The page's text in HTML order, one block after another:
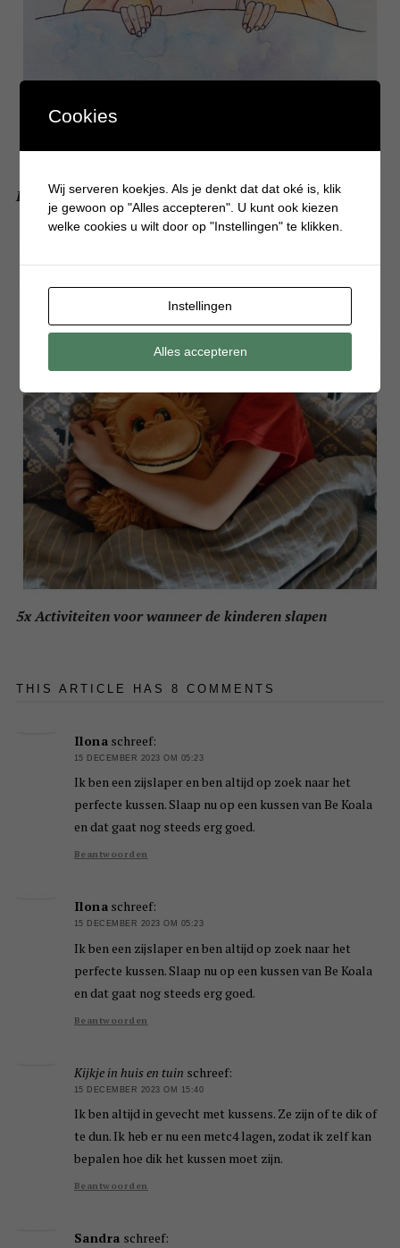
De voordelen van een verzwaringsdeken
5x Activiteiten voor wanneer de kinderen slapen
THIS ARTICLE HAS 8 COMMENTS
Ilona schreef:
15 DECEMBER 2023 OM 05:23
Ik ben een zijslaper en ben altijd op zoek naar het
perfecte kussen. Slaap nu op een kussen van Be Koala
en dat gaat nog steeds erg goed.
Beantwoorden
Ilona schreef:
15 DECEMBER 2023 OM 05:23
Ik ben een zijslaper en ben altijd op zoek naar het
perfecte kussen. Slaap nu op een kussen van Be Koala
en dat gaat nog steeds erg goed.
Beantwoorden
Kijkje in huis en tuin schreef:
15 DECEMBER 2023 OM 15:40
Ik ben altijd in gevecht met kussens. Ze zijn of te dik of
te dun. Ik heb er nu een metc4 lagen, zodat ik zelf kan
bepalen hoe dik het kussen moet zijn.
Beantwoorden
Sandra schreef:
Cookies
Wij serveren koekjes. Als je denkt dat dat oké is, klik
je gewoon op "Alles accepteren". U kunt ook kiezen
welke cookies u wilt door op "Instellingen" te klikken.
Instellingen
Alles accepteren